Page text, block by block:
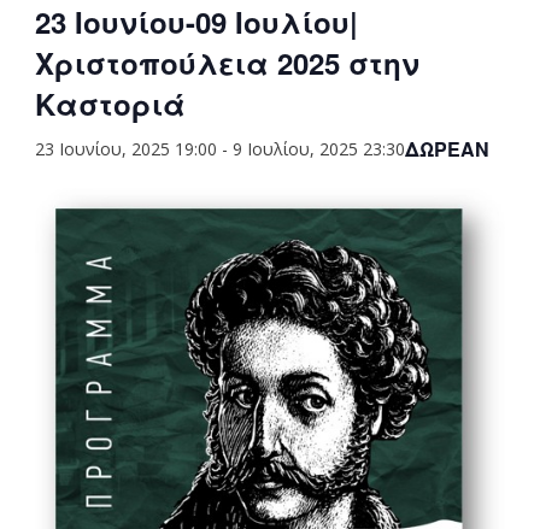
23 Ιουνίου-09 Ιουλίου|
Χριστοπούλεια 2025 στην
Καστοριά
23 Ιουνίου, 2025 19:00 - 9 Ιουλίου, 2025 23:30ΔΩΡΕΆΝ